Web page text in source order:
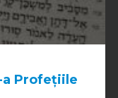
a Profețiile